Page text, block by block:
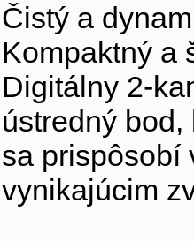
Čistý a
Kompaktný a
Digitálny 2-
ústredný
sa prispôsobí
vynikajúcim